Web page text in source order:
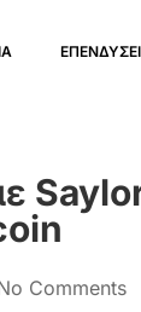
Comments